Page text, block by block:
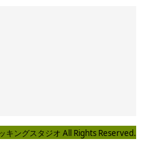
ングスタジオ All Rights Reserved.